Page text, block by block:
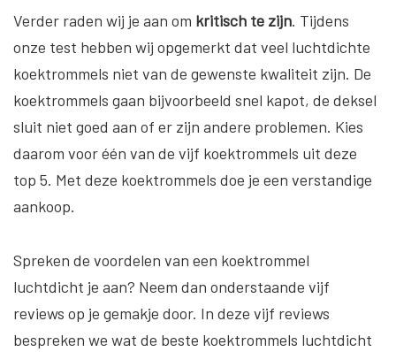
Verder raden wij je aan om kritisch te zijn. Tijdens
onze test hebben wij opgemerkt dat veel luchtdichte
koektrommels niet van de gewenste kwaliteit zijn. De
koektrommels gaan bijvoorbeeld snel kapot, de deksel
sluit niet goed aan of er zijn andere problemen. Kies
daarom voor één van de vijf koektrommels uit deze
top 5. Met deze koektrommels doe je een verstandige
aankoop.
Spreken de voordelen van een koektrommel
luchtdicht je aan? Neem dan onderstaande vijf
reviews op je gemakje door. In deze vijf reviews
bespreken we wat de beste koektrommels luchtdicht